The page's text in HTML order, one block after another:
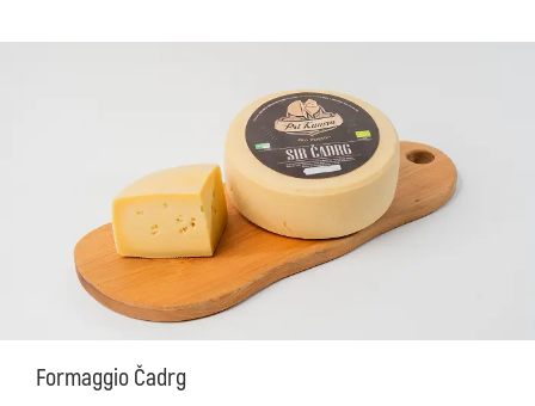
Formaggio Čadrg